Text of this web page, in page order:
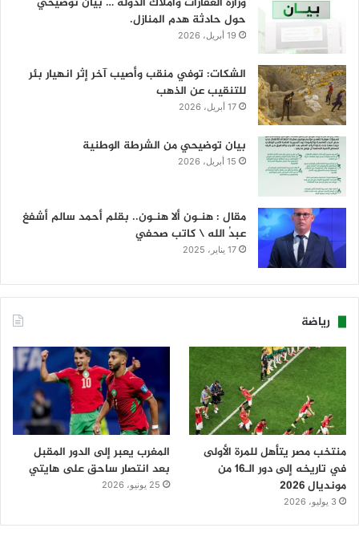
حول حادثة هدم المنازل.
19 أبريل، 2026
الشكات: توفي منقب وأصيب آخر إثر انهيار بئر
للتنقيب عن الذهب
17 أبريل، 2026
بيان توضيحي من الشرطة الوطنية
15 أبريل، 2026
مقال : هنـون ألا هنـون.. بقلم أحمد سالم أشفغ
عبدُ الله \ كاتب صحفي
17 يناير، 2025
رياضة
منتخب مصر يتأهل للمرة الأولى
في تاريخه إلى دور الـ16 من
مونديال 2026
3 يوليو، 2026
المغرب يعبر إلى الدور المقبل
بعد انتصار ساحق على هايتي
25 يونيو، 2026